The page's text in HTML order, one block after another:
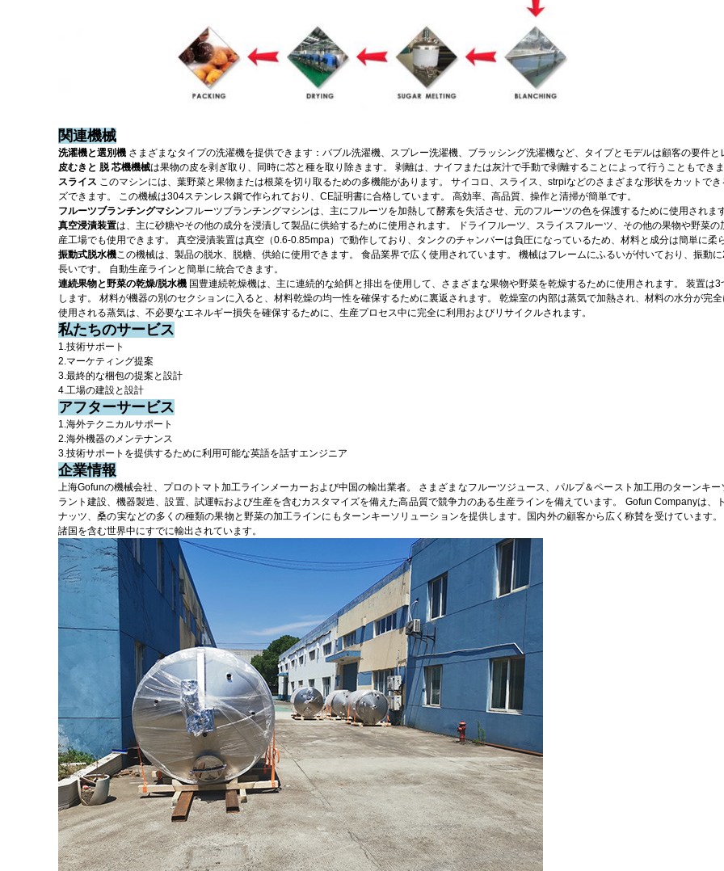
関連機械
洗濯機と選別機 さまざまなタイプの洗濯機を提供できます：バブル洗濯機、スプレー洗濯機、ブラッシング洗濯機など、タイプとモデルは顧客の要件
皮むきと 脱 芯機機械は果物の皮を剥ぎ取り、同時に芯と種を取り除きます。
剥離は、ナイフまたは灰汁で手動で剥離することによって行うこともでき
スライス このマシンには、葉野菜と果物または根菜を切り取るための多機能があります。
サイコロ、スライス、strpiなどのさまざまな形状をカットで
ズできます。
この機械は304ステンレス鋼で作られており、CE証明書に合格しています。
高効率、高品質、操作と清掃が簡単です。
フルーツブランチングマシンフルーツブランチングマシンは、主にフルーツを加熱して酵素を失活させ、元のフルーツの色を保護するために使用されま
真空浸漬装置は、主に砂糖やその他の成分を浸漬して製品に供給するために使用されます。
ドライフルーツ、スライスフルーツ、その他の果物や野菜
産工場でも使用できます。
真空浸漬装置は真空（0.6-0.85mpa）で動作しており、タンクのチャンバーは負圧になっているため、材料と成分は簡単に
振動式脱水機この機械は、製品の脱水、脱糖、供給に使用できます。 食品業界で広く使用されています。
機械はフレームにふるいが付いており、振動
長いです。
自動生産ラインと簡単に統合できます。
連続果物と野菜の乾燥/脱水機 国豊連続乾燥機は、主に連続的な給餌と排出を使用して、さまざまな果物や野菜を乾燥するために使用されます。
装置は3
します。
材料が機器の別のセクションに入ると、材料乾燥の均一性を確保するために裏返されます。
乾燥室の内部は蒸気で加熱され、材料の水分が完
使用される蒸気は、不必要なエネルギー損失を確保するために、生産プロセス中に完全に利用およびリサイクルされます。
私たちのサービス
1.技術サポート
2.マーケティング提案
3.最終的な梱包の提案と設計
4.工場の建設と設計
アフターサービス
1.海外テクニカルサポート
2.海外機器のメンテナンス
3.技術サポートを提供するために利用可能な英語を話すエンジニア
企業情報
上海Gofunの機械会社、プロのトマト加工ラインメーカーおよび中国の輸出業者。
さまざまなフルーツジュース、パルプ＆ペースト加工用のターンキ
ラント建設、機器製造、設置、試運転および生産を含むカスタマイズを備えた高品質で競争力のある生産ラインを備えています。
Gofun Companyは、
ナッツ、桑の実などの多くの種類の果物と野菜の加工ラインにもターンキーソリューションを提供します。国内外の顧客から広く称賛を受けています。
諸国を含む世界中にすで​​に輸出されています。